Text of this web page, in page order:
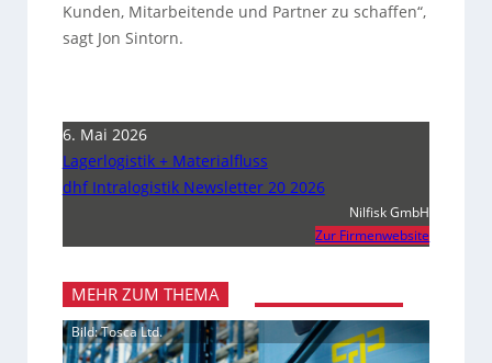
Kunden, Mitarbeitende und Partner zu schaffen“,
sagt Jon Sintorn.
6. Mai 2026
Lagerlogistik + Materialfluss
dhf Intralogistik Newsletter 20 2026
Nilfisk GmbH
Zur Firmenwebsite
MEHR ZUM THEMA
Bild: Tosca Ltd.